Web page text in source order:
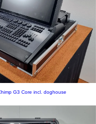
G3 Core incl. doghouse